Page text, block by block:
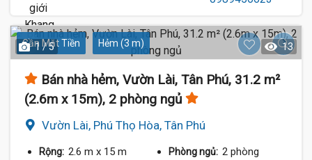
Gần Mặt Tiền Hẻm (3 m)
1 / 5 13
Bán nhà hẻm, Vườn Lài, Tân Phú, 31.2 m²
(2.6m x 15m), 2 phòng ngủ
Vườn Lài, Phú Thọ Hòa, Tân Phú
Rộng: 2.6 m x 15 m Phòng ngủ: 2 phòng